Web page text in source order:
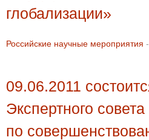
глобализации»
Российские научные мероприятия -
09.06.2011
Экспертного
по